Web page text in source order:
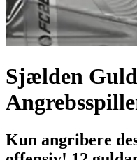
Sjælden
Kun angribere